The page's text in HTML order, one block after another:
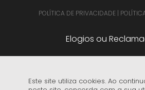
Este site utiliza cookies. Ao
POLÍTICA DE PRIVACIDADE |
Elogios ou